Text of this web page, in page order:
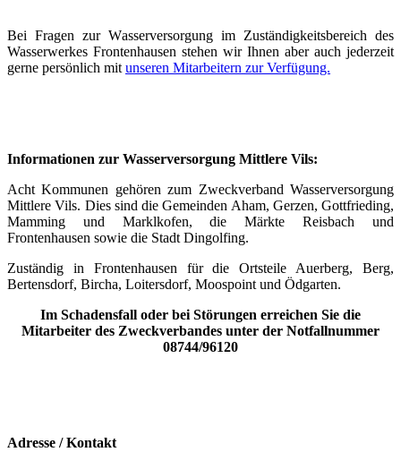
Bei Fragen zur Wasserversorgung im Zuständigkeitsbereich des
Wasserwerkes Frontenhausen stehen wir Ihnen aber auch jederzeit
gerne persönlich mit unseren Mitarbeitern zur Verfügung.
Informationen zur Wasserversorgung Mittlere Vils:
Acht Kommunen gehören zum Zweckverband Wasserversorgung
Mittlere Vils. Dies sind die Gemeinden Aham, Gerzen, Gottfrieding,
Mamming und Marklkofen, die Märkte Reisbach und
Frontenhausen sowie die Stadt Dingolfing.
Zuständig in Frontenhausen für die Ortsteile Auerberg, Berg,
Bertensdorf, Bircha, Loitersdorf, Moospoint und Ödgarten.
Im Schadensfall oder bei Störungen erreichen Sie die
Mitarbeiter des Zweckverbandes unter der Notfallnummer
08744/96120
Adresse / Kontakt